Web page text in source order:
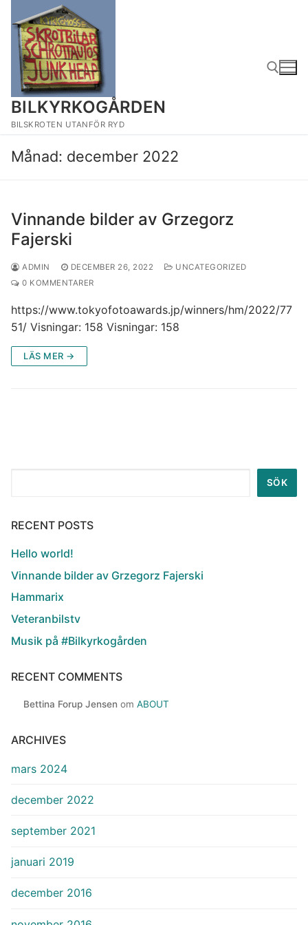
innehåll
BILKYRKOGÅRDEN
BILSKROTEN UTANFÖR RYD
Månad: december 2022
Vinnande bilder av Grzegorz
Fajerski
ADMIN DECEMBER 26, 2022
UNCATEGORIZED
0 KOMMENTARER
https://www.tokyofotoawards.jp/winners/hm/2022/77
51/ Visningar: 158 Visningar: 158
LÄS MER →
SÖK
RECENT POSTS
Hello world!
Vinnande bilder av Grzegorz Fajerski
Hammarix
Veteranbilstv
Musik på #Bilkyrkogården
RECENT COMMENTS
Bettina Forup Jensen om ABOUT
ARCHIVES
mars 2024
december 2022
september 2021
januari 2019
december 2016